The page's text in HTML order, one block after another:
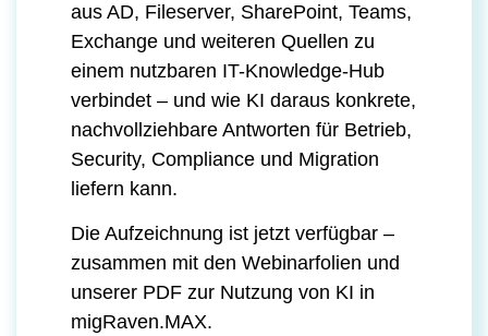
aus AD, Fileserver, SharePoint, Teams,
Exchange und weiteren Quellen zu
einem nutzbaren IT-Knowledge-Hub
verbindet – und wie KI daraus konkrete,
nachvollziehbare Antworten für Betrieb,
Security, Compliance und Migration
liefern kann.
Die Aufzeichnung ist jetzt verfügbar –
zusammen mit den Webinarfolien und
unserer PDF zur Nutzung von KI in
migRaven.MAX.